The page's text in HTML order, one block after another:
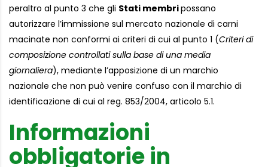
peraltro al punto 3 che gli Stati membripossano
autorizzare l’immissione sul mercato nazionale di carni
macinate non conformi ai criteri di cui al punto 1 (Criteri di
composizione controllati sulla base di una media
giornaliera), mediante l’apposizione di un marchio
nazionale che non può venire confuso con il marchio di
identificazione di cui al reg. 853/2004, articolo 5.1.
Informazioni
obbligatorie in